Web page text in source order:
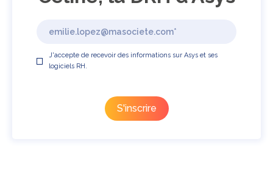
J'accepte de recevoir des informations sur Asys et ses
logiciels RH.